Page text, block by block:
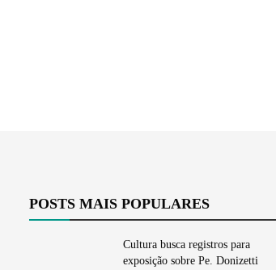
POSTS MAIS POPULARES
Cultura busca registros para
exposição sobre Pe. Donizetti